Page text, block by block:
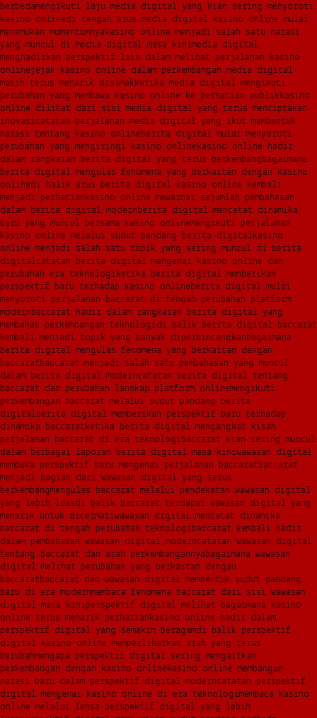
berbedamengikuti laju media digital yang kian sering menyoroti
kasino onlinedi tengah arus media digital kasino online mulai
menemukan momentumnya kasino online menjadi salah satu narasi
yang muncul di media digital masa kinimedia digital
menghadirkan perspektif lain dalam melihat perjalanan kasino
onlinejejak kasino online dalam perkembangan media digital
masih terus menarik disimak ketika media digital mengikuti
perubahan yang membawa kasino online ke perhatian publik kasino
online dilihat dari sisi media digital yang terus menciptakan
inovasicatatan perjalanan media digital yang ikut membentuk
narasi tentang kasino online berita digital mulai menyoroti
perubahan yang mengiringi kasino online kasino online hadir
dalam rangkaian berita digital yang terus berkembang bagaimana
berita digital mengulas fenomena yang berkaitan dengan kasino
onlinedi balik arus berita digital kasino online kembali
menjadi perhatian kasino online mewarnai sejumlah pembahasan
dalam berita digital modern berita digital mencatat dinamika
baru yang muncul bersama kasino onlinemengikuti perjalanan
kasino online melalui sudut pandang berita digital kasino
online menjadi salah satu topik yang sering muncul di berita
digitalcatatan berita digital mengenai kasino online dan
perubahan era teknologi ketika berita digital memberikan
perspektif baru terhadap kasino online berita digital mulai
menyoroti perjalanan baccarat di tengah perubahan platform
modern baccarat hadir dalam rangkaian berita digital yang
membahas perkembangan teknologidi balik berita digital baccarat
kembali menjadi topik yang banyak diperbincangkan bagaimana
berita digital mengulas fenomena yang berkaitan dengan
baccaratbaccarat menjadi salah satu pembahasan yang muncul
dalam berita digital moderncatatan berita digital tentang
baccarat dan perubahan lanskap platform onlinemengikuti
perkembangan baccarat melalui sudut pandang berita
digital berita digital memberikan perspektif baru terhadap
dinamika baccaratketika berita digital mengangkat kisah
perjalanan baccarat di era teknologi baccarat kian sering muncul
dalam berbagai laporan berita digital masa kiniwawasan digital
membuka perspektif baru mengenai perjalanan baccaratbaccarat
menjadi bagian dari wawasan digital yang terus
berkembangmengulas baccarat melalui pendekatan wawasan digital
yang lebih luasdi balik baccarat terdapat wawasan digital yang
menarik untuk dicermatiwawasan digital mencatat dinamika
baccarat di tengah perubahan teknologi baccarat kembali hadir
dalam pembahasan wawasan digital moderncatatan wawasan digital
tentang baccarat dan arah perkembangannya bagaimana wawasan
digital melihat perubahan yang berkaitan dengan
baccaratbaccarat dan wawasan digital membentuk sudut pandang
baru di era modernmembaca fenomena baccarat dari sisi wawasan
digital masa kiniperspektif digital melihat bagaimana kasino
online terus menarik perhatian kasino online hadir dalam
perspektif digital yang semakin beragamdi balik perspektif
digital kasino online memperlihatkan arah yang terus
berubahmengapa perspektif digital sering mengaitkan
perkembangan dengan kasino online kasino online membangun
narasi baru dalam perspektif digital moderncatatan perspektif
digital mengenai kasino online di era teknologimembaca kasino
online melalui lensa perspektif digital yang lebih